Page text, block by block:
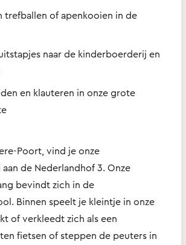
trefballen of apenkooien in de
naar de kinderboerderij en
en klauteren in onze grote
Poort, vind je onze
de Nederlandhof 3. Onze
bevindt zich in de
Binnen speelt je kleintje in onze
of verkleedt zich als een
fietsen of steppen de peuters in